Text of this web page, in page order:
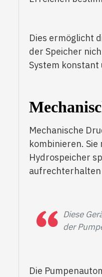
Dies ermöglicht
der Speicher
System
Mechanische
kombinieren.
Hydrospeicher
aufrechterhalten
Diese
der
Die